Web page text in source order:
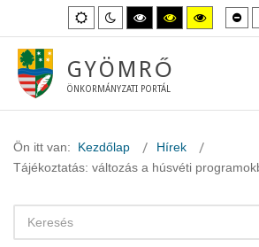
Alapértelmezett
mód
Éjszakai
mód
Magas
kontraszt
fekete-
mód.
Magas
kontraszt
fekete-
Magas
kontraszt
sárga-
GYÖMRŐ
ÖNKORMÁNYZATI PORTÁL
Ön itt van: Kezdőlap
Hírek
Tájékoztatás: változás a húsvéti